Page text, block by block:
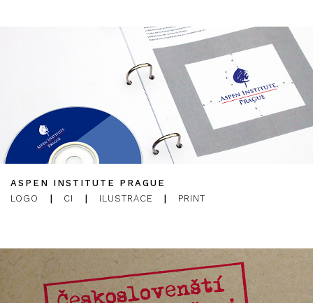
ASPEN INSTITUTE PRAGUE
LOGO
CI ILUSTRACE PRINT